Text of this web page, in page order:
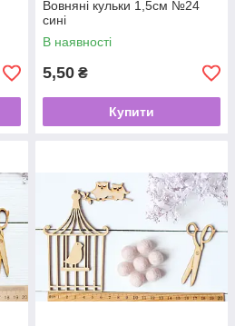
Вовняні кульки 1,5см №24
сині
В наявності
5,50 ₴
Купити